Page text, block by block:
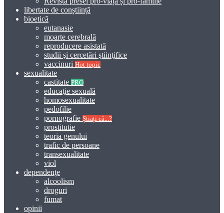
libertate de conștiință
bioetică
eutanasie
moarte cerebrală
reproducere asistată
studii şi cercetări ştiinţifice
vaccinuri Hot topic
sexualitate
castitate PRO
educaţie sexuală
homosexualitate
pedofilie
pornografie Știați că...?
prostitutie
teoria genului
trafic de persoane
transexualitate
viol
dependenţe
alcoolism
droguri
fumat
opinii